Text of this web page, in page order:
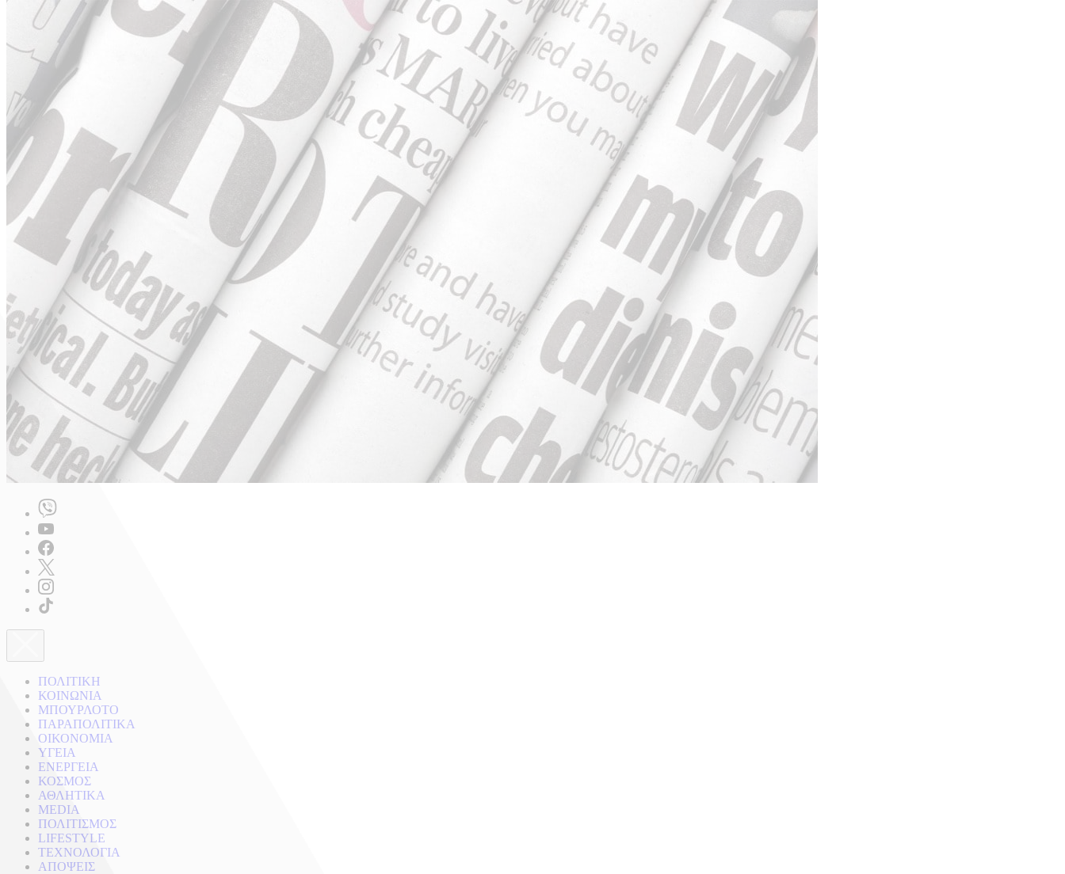
ΠΟΛΙΤΙΚΗ
ΚΟΙΝΩΝΙΑ
ΜΠΟΥΡΛΟΤΟ
ΠΑΡΑΠΟΛΙΤΙΚΑ
ΟΙΚΟΝΟΜΙΑ
ΥΓΕΙΑ
ΕΝΕΡΓΕΙΑ
ΚΟΣΜΟΣ
ΑΘΛΗΤΙΚΑ
MEDIA
ΠΟΛΙΤΙΣΜΟΣ
LIFESTYLE
ΤΕΧΝΟΛΟΓΙΑ
ΑΠΟΨΕΙΣ